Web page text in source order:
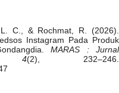
C., & Rochmat, R. (2026).
Instagram Pada Produk
MARAS : Jurnal
4(2), 232–246.